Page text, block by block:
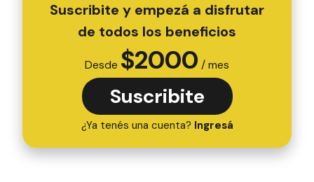
Suscribite y empezá a disfrutar
de todos los beneficios
Desde $2000 / mes
Suscribite
¿Ya tenés una cuenta? Ingresá